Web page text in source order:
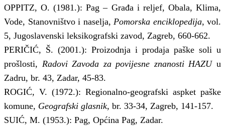
OPPITZ, O. (1981.): Pag – Građa i reljef, Obala, Klima,
Vode, Stanovništvo i naselja, Pomorska enciklopedija, vol.
5, Jugoslavenski leksikografski zavod, Zagreb, 660-662.
PERIČIĆ, Š. (2001.): Proizodnja i prodaja paške soli u
prošlosti, Radovi Zavoda za povijesne znanosti HAZUu
Zadru, br. 43, Zadar, 45-83.
ROGIĆ, V. (1972.): Regionalno-geografski aspket paške
komune, Geografski glasnik, br. 33-34, Zagreb, 141-157.
SUIĆ, M. (1953.): Pag, Općina Pag, Zadar.